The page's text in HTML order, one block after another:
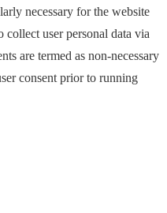
necessary for the website
user personal data via
are termed as non-necessary
consent prior to running